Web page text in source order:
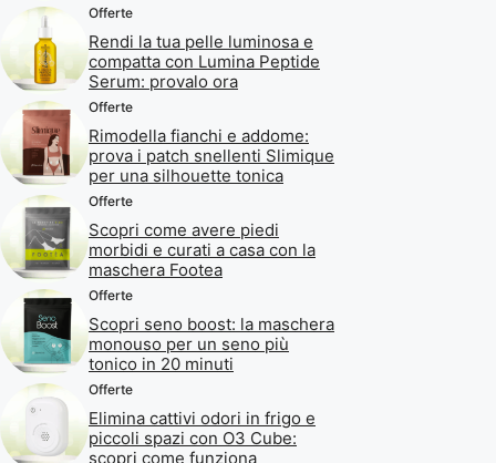
Offerte
Rendi la tua pelle luminosa e
compatta con Lumina Peptide
Serum: provalo ora
Offerte
Rimodella fianchi e addome:
prova i patch snellenti Slimique
per una silhouette tonica
Offerte
Scopri come avere piedi
morbidi e curati a casa con la
maschera Footea
Offerte
Scopri seno boost: la maschera
monouso per un seno più
tonico in 20 minuti
Offerte
Elimina cattivi odori in frigo e
piccoli spazi con O3 Cube:
scopri come funziona